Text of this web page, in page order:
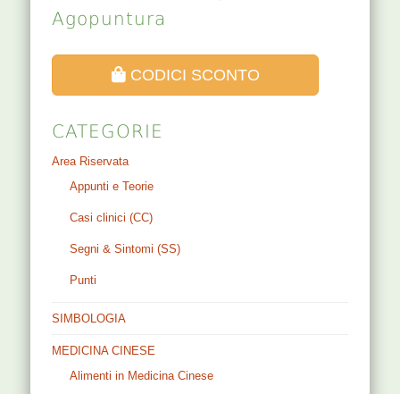
Agopuntura
CODICI SCONTO
CATEGORIE
Area Riservata
Appunti e Teorie
Casi clinici (CC)
Segni & Sintomi (SS)
Punti
SIMBOLOGIA
MEDICINA CINESE
Alimenti in Medicina Cinese